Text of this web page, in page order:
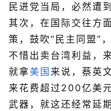
民进党当局，必然遭
其次，在国际交往方
策，鼓吹“民主同盟”
不惜出卖台湾利益，
就拿美国 来说，蔡英
来花费超过200亿美
武器，就这还经常延